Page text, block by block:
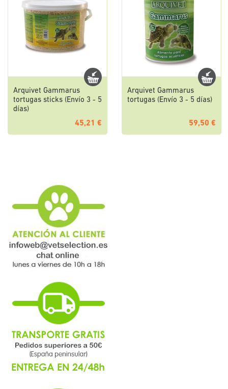
Arquivet Gammarus
tortugas sticks (Envío 3 - 5
días)
45,21 €
Arquivet Gammarus
tortugas (Envío 3 - 5 días)
59,50 €